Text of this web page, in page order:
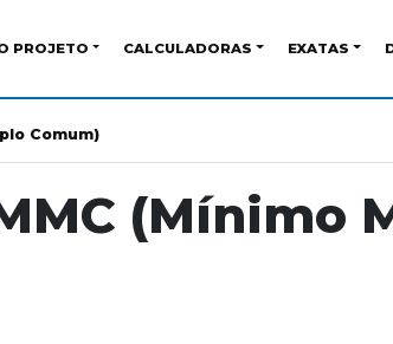
PROJETO CALCULADORAS EXATAS
Comum)
(Mínimo